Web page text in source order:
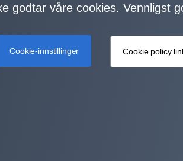
godtar våre cookies. Vennligst
Cookie-innstillinger Cookie policy